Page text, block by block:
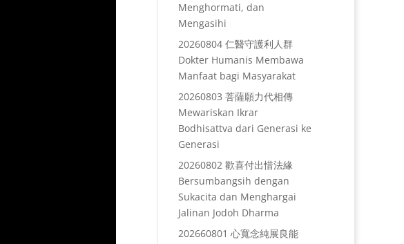
Menghormati, dan
Mengasihi
20260804 仁醫守護利人群
Dokter Humanis Membawa
Manfaat bagi Masyarakat
20260803 菩薩願力代相傳
Mewariskan Ikrar
Bodhisattva dari Generasi ke
Generasi
20260802 歡喜付出惜法緣
Bersumbangsih dengan
Sukacita dan Menghargai
Jalinan Jodoh Dharma
202660801 心寬念純展良能